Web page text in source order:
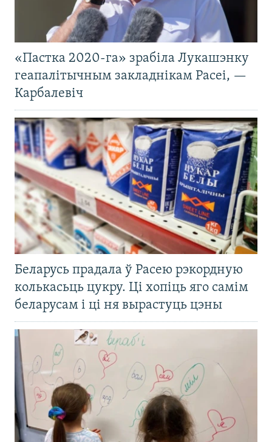
«Пастка 2020-га» зрабіла Лукашэнку
геапалітычным закладнікам Расеі, —
Карбалевіч
Беларусь прадала ў Расею рэкордную
колькасьць цукру. Ці хопіць яго самім
беларусам і ці ня вырастуць цэны